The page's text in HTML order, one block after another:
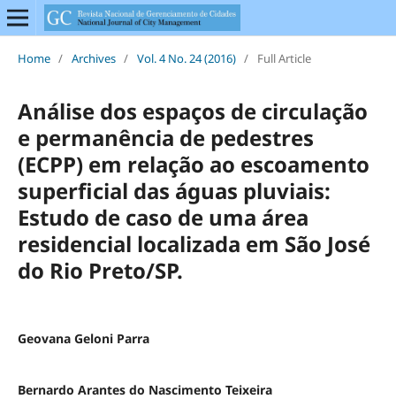
Home / Archives / Vol. 4 No. 24 (2016) / Full Article
Análise dos espaços de circulação
e permanência de pedestres
(ECPP) em relação ao escoamento
superficial das águas pluviais:
Estudo de caso de uma área
residencial localizada em São José
do Rio Preto/SP.
Geovana Geloni Parra
Bernardo Arantes do Nascimento Teixeira